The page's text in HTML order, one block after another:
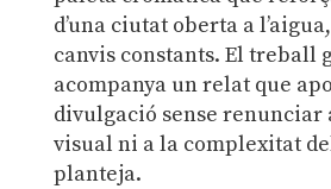
d’una ciutat oberta a
canvis constants. El treball
acompanya un relat que
divulgació sense renunciar
visual ni a la complexitat
planteja.